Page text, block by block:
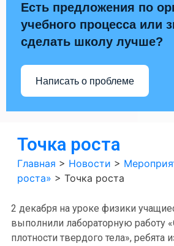
Есть предложения по
учебного процесса или
сделать школу лучше?
Написать о проблеме
Точка роста
Главная > Новости >
роста» > Точка роста
2 декабря на уроке физики
выполнили лабораторную работу
плотности твердого тела», ребята